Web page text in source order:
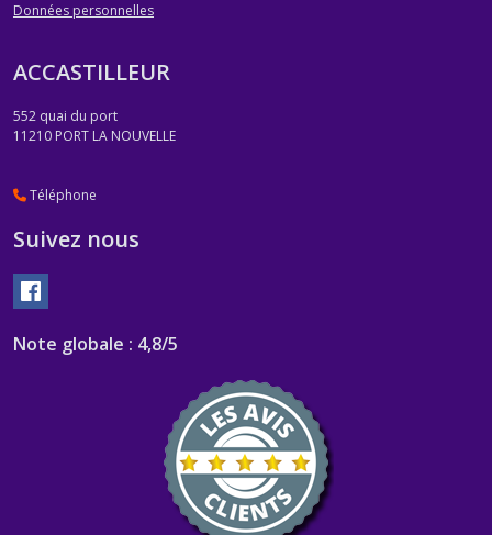
Données personnelles
ACCASTILLEUR
552 quai du port
11210 PORT LA NOUVELLE
Téléphone
Suivez nous
Note globale : 4,8/5